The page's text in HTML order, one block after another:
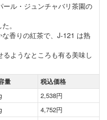
ル・ジュンチャバリ茶園の
。
香りの紅茶で、J-121 は熟
ようなところも有る美味し
量
税込価格
2,538円
4,752円